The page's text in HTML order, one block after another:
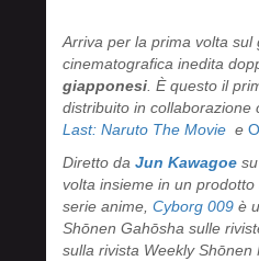
Arriva per la prima volta
cinematografica inedita
giapponesi. È questo il
distribuito in collaborazione
Last: Naruto The Movie e
Diretto da Jun Kawagoe
volta insieme in un
serie anime, Cyborg 009 è
Shōnen Gahōsha sulle
sulla rivista Weekly